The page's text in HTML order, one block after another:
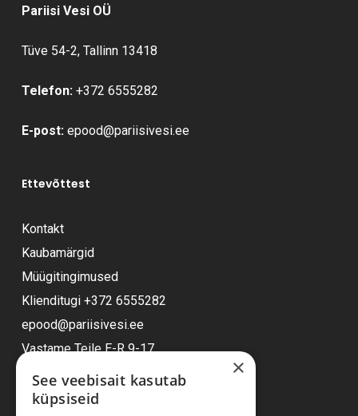
Pariisi Vesi OÜ
Tüve 54-2, Tallinn 13418
Telefon: +372 6555282
E-post: epood@pariisivesi.ee
Ettevõttest
Kontakt
Kaubamärgid
Müügitingimused
Klienditugi +372 6555282
epood@pariisivesi.ee
Vastame Teile E-R 9-17
Ostuabi
×
See veebisait kasutab
küpsiseid